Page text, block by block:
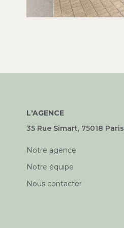
L'AGENCE
35 Rue Simart, 75018 Paris
Notre agence
Notre équipe
Nous contacter